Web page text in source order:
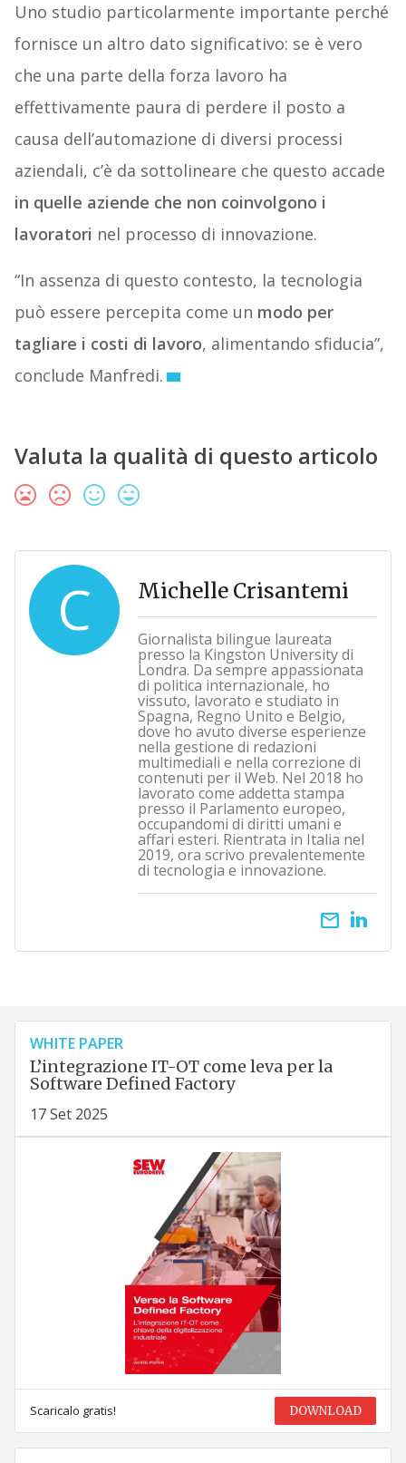
Uno studio particolarmente importante perché
fornisce un altro dato significativo: se è vero
che una parte della forza lavoro ha
effettivamente paura di perdere il posto a
causa dell’automazione di diversi processi
aziendali, c’è da sottolineare che questo accade
in quelle aziende che non coinvolgono i
lavoratori nel processo di innovazione.
“In assenza di questo contesto, la tecnologia
può essere percepita come un modo per
tagliare i costi di lavoro, alimentando sfiducia”,
conclude Manfredi.
Valuta la qualità di questo articolo
C Michelle Crisantemi
Giornalista bilingue laureata
presso la Kingston University di
Londra. Da sempre appassionata
di politica internazionale, ho
vissuto, lavorato e studiato in
Spagna, Regno Unito e Belgio,
dove ho avuto diverse esperienze
nella gestione di redazioni
multimediali e nella correzione di
contenuti per il Web. Nel 2018 ho
lavorato come addetta stampa
presso il Parlamento europeo,
occupandomi di diritti umani e
affari esteri. Rientrata in Italia nel
2019, ora scrivo prevalentemente
di tecnologia e innovazione.
email
WHITE PAPER
L’integrazione IT-OT come leva per la
Software Defined Factory
17 Set 2025
Scaricalo gratis! DOWNLOAD